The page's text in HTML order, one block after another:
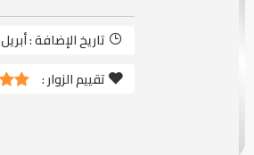
تاريخ الإضافة :أبريل 18, 2024
تقييم الزوار :